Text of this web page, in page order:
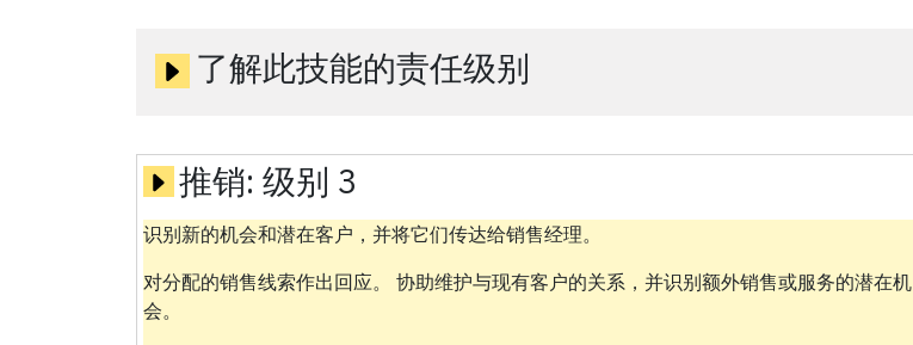
了解此技能的责任级别
推销: 级别 3
识别新的机会和潜在客户，并将它们传达给销售经理。
对分配的销售线索作出回应。 协助维护与现有客户的关系，并识别额外销售或服务的潜在机
会。